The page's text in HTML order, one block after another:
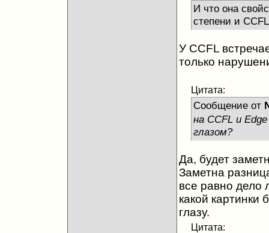
И что она
степени и
У ССFL
только
Цитата:
Сообщение от
на CCFL и
глазом?
Да, будет
Заметна
все равно дело
какой картинки
глазу.
Цитата: